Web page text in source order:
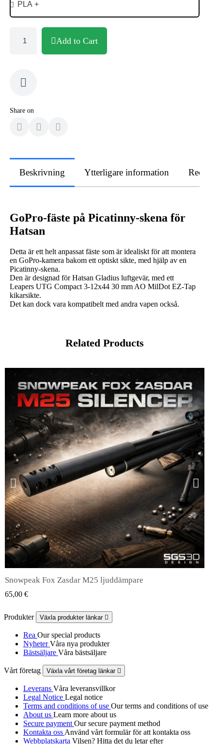
Add to Cart
Share on
Beskrivning Ytterligare information
GoPro-fäste på Picatinny-skena för
Hatsan
Detta är ett helt anpassat fäste som är idealiskt för att montera
en GoPro-kamera bakom ett optiskt sikte, med hjälp av en
Picatinny-skena.
Den är designad för Hatsan Gladius luftgevär, med ett
Leapers UTG Compact 3-12x44 30 mm AO MilDot EZ-Tap
kikarsikte.
Det kan dock vara kompatibelt med andra vapen också.
Related Products
QUICK VIEW
Snowpeak Fox Zasdar M25 ljuddämpare
65,00 €
Produkter Växla produkter länkar 
Rea Our special products
NyheterVåra nya produkter
Bästsäljare Våra bästsäljare
Vårt företag Växla vårt företag länkar 
Leverans Våra leveransvillkor
Legal Notice Legal notice
Terms and conditions of use Our terms and conditions of use
About us Learn more about us
Secure payment Our secure payment method
Kontakta oss Använd vårt formulär för att kontakta oss
Webbplatskarta Vilsen? Hitta det du letar efter